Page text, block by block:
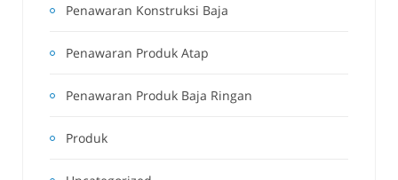
Penawaran Konstruksi Baja
Penawaran Produk Atap
Penawaran Produk Baja Ringan
Produk